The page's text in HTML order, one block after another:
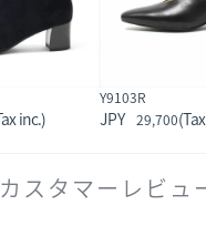
Y9103R
29,700
カスタマーレビュ